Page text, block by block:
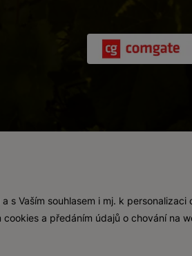
prodeje alkoholických nápojů osobám
Vytvořil webProgress
s Vaším souhlasem i mj. k
cookies a předáním údajů o chování na